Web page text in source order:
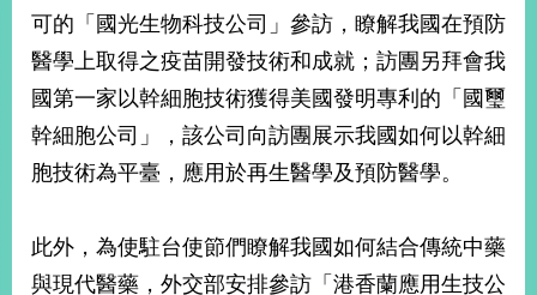
可的「國光生物科技公司」參訪，瞭解我國在預防
醫學上取得之疫苗開發技術和成就；訪團另拜會我
國第一家以幹細胞技術獲得美國發明專利的「國璽
幹細胞公司」，該公司向訪團展示我國如何以幹細
胞技術為平臺，應用於再生醫學及預防醫學。
此外，為使駐台使節們瞭解我國如何結合傳統中藥
與現代醫藥，外交部安排參訪「港香蘭應用生技公